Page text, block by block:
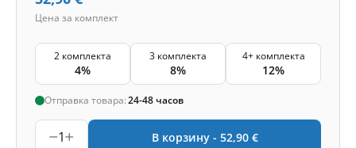
Цена за комплект
2 комплекта
4%
3 комплекта
8%
4+ комплекта
12%
Отправка товара:24-48 часов
1 В корзину - 52,90 €